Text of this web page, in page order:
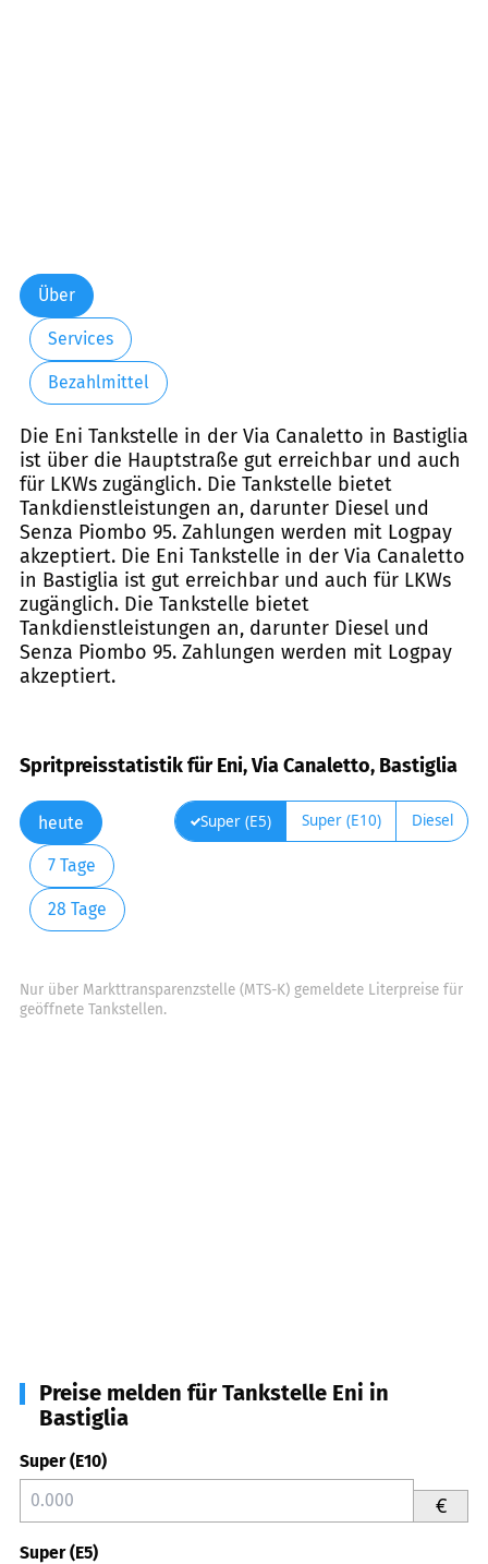
Über
Services
Bezahlmittel
Die Eni Tankstelle in der Via Canaletto in Bastiglia
ist über die Hauptstraße gut erreichbar und auch
für LKWs zugänglich. Die Tankstelle bietet
Tankdienstleistungen an, darunter Diesel und
Senza Piombo 95. Zahlungen werden mit Logpay
akzeptiert. Die Eni Tankstelle in der Via Canaletto
in Bastiglia ist gut erreichbar und auch für LKWs
zugänglich. Die Tankstelle bietet
Tankdienstleistungen an, darunter Diesel und
Senza Piombo 95. Zahlungen werden mit Logpay
akzeptiert.
Spritpreisstatistik für Eni, Via Canaletto, Bastiglia
heute
7 Tage
28 Tage
Super (E5) Super (E10) Diesel
Nur über Markttransparenzstelle (MTS-K) gemeldete Literpreise für
geöffnete Tankstellen.
Preise melden für Tankstelle Eni in
Bastiglia
Super (E10)
€
Super (E5)